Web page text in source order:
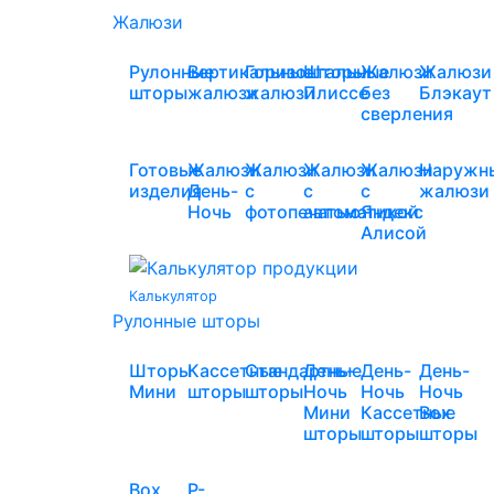
Жалюзи
Рулонные
шторы
Вертикальные
жалюзи
Горизонтальные
жалюзи
Шторы
Плиссе
Жалюзи
без
сверления
Жалюзи
Блэкаут
Готовые
изделия
Жалюзи
День-
Ночь
Жалюзи
с
фотопечатью
Жалюзи
с
автоматикой
Жалюзи
с
Яндекс
Алисой
жалюзи
Калькулятор
Рулонные шторы
Шторы
Мини
Кассетные
шторы
Стандартные
шторы
День-
Ночь
Мини
шторы
День-
Ночь
Кассетные
шторы
День-
Ночь
Box
шторы
Box
Р-